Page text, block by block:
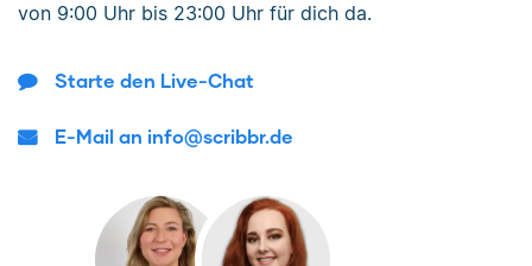
von 9:00 Uhr bis 23:00 Uhr für dich da.
Starte den Live-Chat
E-Mail an info@scribbr.de